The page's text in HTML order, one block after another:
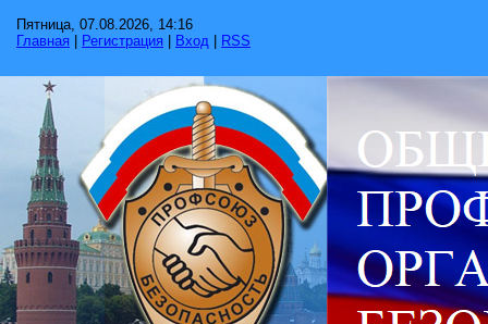
Пятница, 07.08.2026, 14:16
Главная
Регистрация Вход RSS